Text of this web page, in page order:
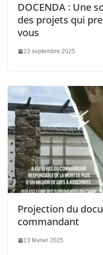
DOCENDA : Une
des projets qui
vous
23 septembre 2025
Projection du
commandant
13 février 2025